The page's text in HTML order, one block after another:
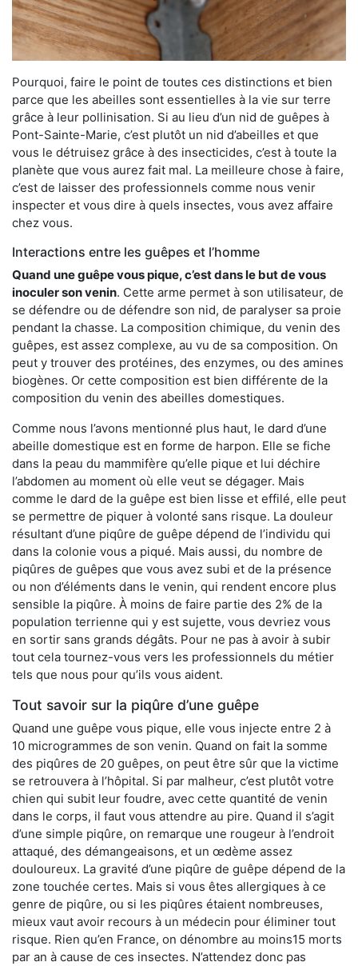
Pourquoi, faire le point de toutes ces distinctions et bien
parce que les abeilles sont essentielles à la vie sur terre
grâce à leur pollinisation. Si au lieu d’un nid de guêpes à
Pont-Sainte-Marie, c’est plutôt un nid d’abeilles et que
vous le détruisez grâce à des insecticides, c’est à toute la
planète que vous aurez fait mal. La meilleure chose à faire,
c’est de laisser des professionnels comme nous venir
inspecter et vous dire à quels insectes, vous avez affaire
chez vous.
Interactions entre les guêpes et l’homme
Quand une guêpe vous pique, c’est dans le but de vous
inoculer son venin. Cette arme permet à son utilisateur, de
se défendre ou de défendre son nid, de paralyser sa proie
pendant la chasse. La composition chimique, du venin des
guêpes, est assez complexe, au vu de sa composition. On
peut y trouver des protéines, des enzymes, ou des amines
biogènes. Or cette composition est bien différente de la
composition du venin des abeilles domestiques.
Comme nous l’avons mentionné plus haut, le dard d’une
abeille domestique est en forme de harpon. Elle se fiche
dans la peau du mammifère qu’elle pique et lui déchire
l’abdomen au moment où elle veut se dégager. Mais
comme le dard de la guêpe est bien lisse et effilé, elle peut
se permettre de piquer à volonté sans risque. La douleur
résultant d’une piqûre de guêpe dépend de l’individu qui
dans la colonie vous a piqué. Mais aussi, du nombre de
piqûres de guêpes que vous avez subi et de la présence
ou non d’éléments dans le venin, qui rendent encore plus
sensible la piqûre. À moins de faire partie des 2% de la
population terrienne qui y est sujette, vous devriez vous
en sortir sans grands dégâts. Pour ne pas à avoir à subir
tout cela tournez-vous vers les professionnels du métier
tels que nous pour qu’ils vous aident.
Tout savoir sur la piqûre d’une guêpe
Quand une guêpe vous pique, elle vous injecte entre 2 à
10 microgrammes de son venin. Quand on fait la somme
des piqûres de 20 guêpes, on peut être sûr que la victime
se retrouvera à l’hôpital. Si par malheur, c’est plutôt votre
chien qui subit leur foudre, avec cette quantité de venin
dans le corps, il faut vous attendre au pire. Quand il s’agit
d’une simple piqûre, on remarque une rougeur à l’endroit
attaqué, des démangeaisons, et un œdème assez
douloureux. La gravité d’une piqûre de guêpe dépend de la
zone touchée certes. Mais si vous êtes allergiques à ce
genre de piqûre, ou si les piqûres étaient nombreuses,
mieux vaut avoir recours à un médecin pour éliminer tout
risque. Rien qu’en France, on dénombre au moins15 morts
par an à cause de ces insectes. N’attendez donc pas